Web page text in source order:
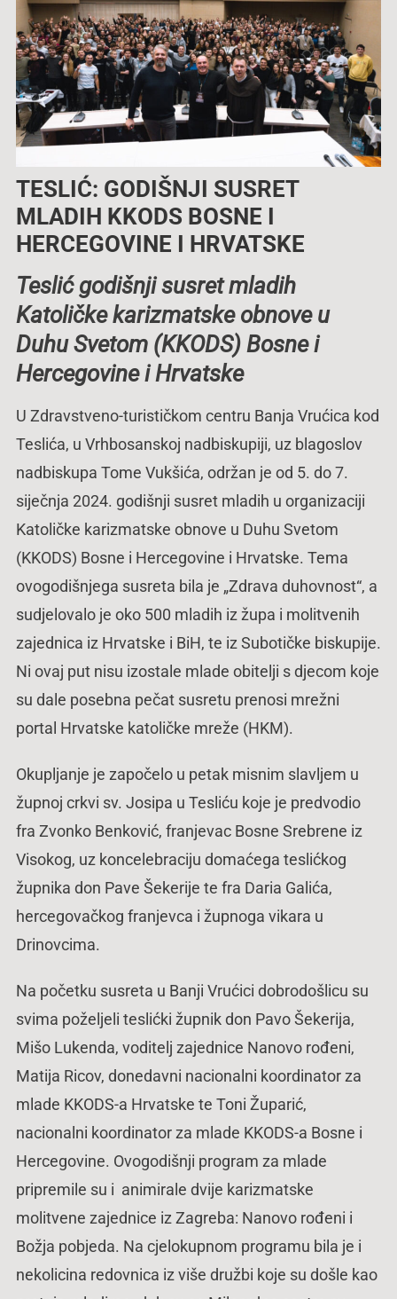
TESLIĆ: GODIŠNJI SUSRET
MLADIH KKODS BOSNE I
HERCEGOVINE I HRVATSKE
Teslić godišnji susret mladih
Katoličke karizmatske obnove u
Duhu Svetom (KKODS) Bosne i
Hercegovine i Hrvatske
U Zdravstveno-turističkom centru Banja Vrućica kod
Teslića, u Vrhbosanskoj nadbiskupiji, uz blagoslov
nadbiskupa Tome Vukšića, održan je od 5. do 7.
siječnja 2024. godišnji susret mladih u organizaciji
Katoličke karizmatske obnove u Duhu Svetom
(KKODS) Bosne i Hercegovine i Hrvatske. Tema
ovogodišnjega susreta bila je „Zdrava duhovnost“, a
sudjelovalo je oko 500 mladih iz župa i molitvenih
zajednica iz Hrvatske i BiH, te iz Subotičke biskupije.
Ni ovaj put nisu izostale mlade obitelji s djecom koje
su dale posebna pečat susretu prenosi mrežni
portal Hrvatske katoličke mreže (HKM).
Okupljanje je započelo u petak misnim slavljem u
župnoj crkvi sv. Josipa u Tesliću koje je predvodio
fra Zvonko Benković, franjevac Bosne Srebrene iz
Visokog, uz koncelebraciju domaćega teslićkog
župnika don Pave Šekerije te fra Daria Galića,
hercegovačkog franjevca i župnoga vikara u
Drinovcima.
Na početku susreta u Banji Vrućici dobrodošlicu su
svima poželjeli teslićki župnik don Pavo Šekerija,
Mišo Lukenda, voditelj zajednice Nanovo rođeni,
Matija Ricov, donedavni nacionalni koordinator za
mlade KKODS-a Hrvatske te Toni Župarić,
nacionalni koordinator za mlade KKODS-a Bosne i
Hercegovine. Ovogodišnji program za mlade
pripremile su i animirale dvije karizmatske
molitvene zajednice iz Zagreba: Nanovo rođeni i
Božja pobjeda. Na cjelokupnom programu bila je i
nekolicina redovnica iz više družbi koje su došle kao